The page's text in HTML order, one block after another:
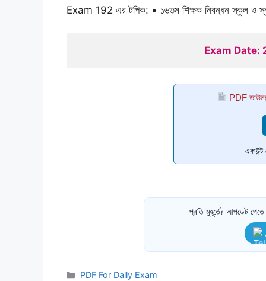
Exam 192 এর টপিক: • ১৬তম শিক্ষক নিবন্ধন স্কুল ও
Exam
PDF
প্রতি মুহূর্তের আপডেট
Categories
PDF For Daily Exam